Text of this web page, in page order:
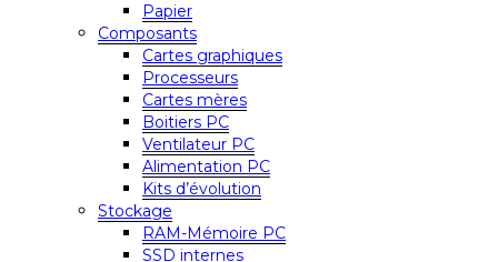
Papier
Composants
Cartes graphiques
Processeurs
Cartes mères
Boitiers PC
Ventilateur PC
Alimentation PC
Kits d’évolution
Stockage
RAM-Mémoire PC
SSD internes